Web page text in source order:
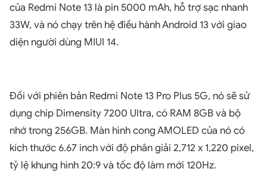
của Redmi Note 13 là pin 5000 mAh, hỗ trợ sạc nhanh
33W, và nó chạy trên hệ điều hành Android 13 với giao
diện người dùng MIUI 14.
Đối với phiên bản Redmi Note 13 Pro Plus 5G, nó sẽ sử
dụng chip Dimensity 7200 Ultra, có RAM 8GB và bộ
nhớ trong 256GB. Màn hình cong AMOLED của nó có
kích thước 6.67 inch với độ phân giải 2,712 x 1,220 pixel,
tỷ lệ khung hình 20:9 và tốc độ làm mới 120Hz.